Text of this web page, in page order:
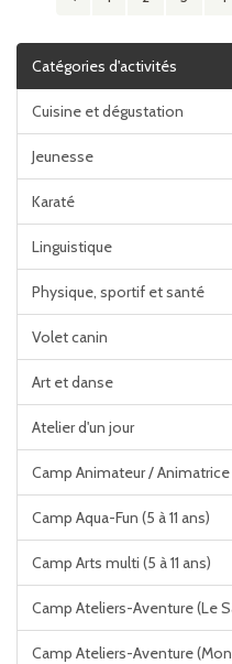
Catégories d'activités
Cuisine et dégustation
Jeunesse
Karaté
Linguistique
Physique, sportif et santé
Volet canin
Art et danse
Atelier d'un jour
Camp Animateur /
Camp Aqua-Fun (5 à 11 ans)
Camp Arts multi (5 à 11 ans)
Camp Ateliers-Aventure (Le
Camp Ateliers-Aventure